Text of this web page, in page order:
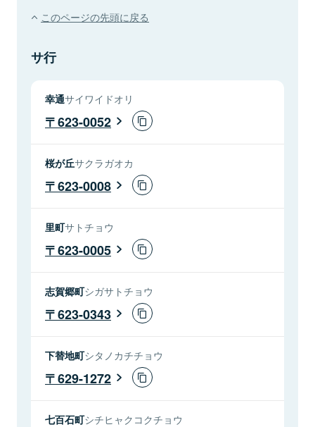
このページの先頭に戻る
サ行
幸通サイワイドオリ
623-0052
桜が丘サクラガオカ
623-0008
里町サトチョウ
623-0005
志賀郷町シガサトチョウ
623-0343
下替地町シタノカチチョウ
629-1272
七百石町シチヒャクコクチョウ